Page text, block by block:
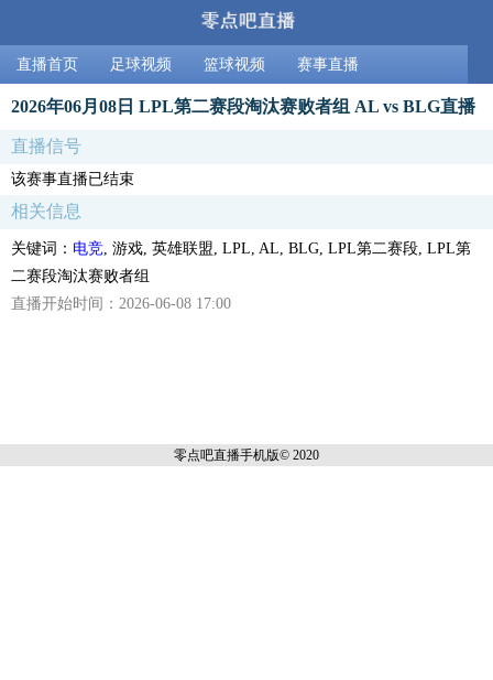
直播首页 足球视频 篮球视频 赛事直播
2026年06月08日 LPL第二赛段淘汰赛败者组 AL vs BLG直播
直播信号
该赛事直播已结束
相关信息
关键词： 电竞 , 游戏, 英雄联盟, LPL, AL, BLG, LPL第二赛段, LPL第
二赛段淘汰赛败者组
直播开始时间：2026-06-08 17:00
零点吧直播手机版© 2020